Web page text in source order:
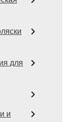
для
и